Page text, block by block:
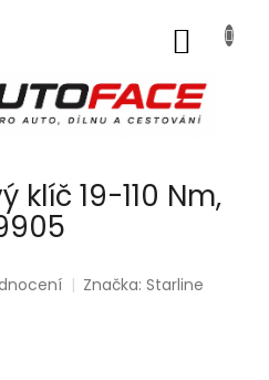
19-110 Nm,
Značka:Starline